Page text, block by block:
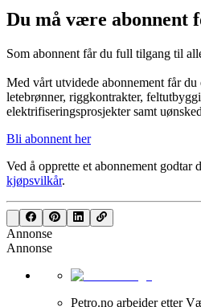
Du må være abonnent
Som abonnent får du full tilgang til
Med vårt utvidede abonnement får du
letebrønner, riggkontrakter,
elektrifiseringsprosjekter samt
Bli abonnent her
Ved å opprette et abonnement godtar
kjøpsvilkår.
Annonse
Annonse
Petro.no arbeider etter